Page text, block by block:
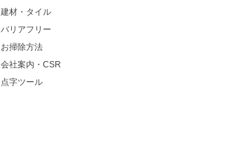
建材・タイル
バリアフリー
お掃除方法
会社案内・CSR
点字ツール